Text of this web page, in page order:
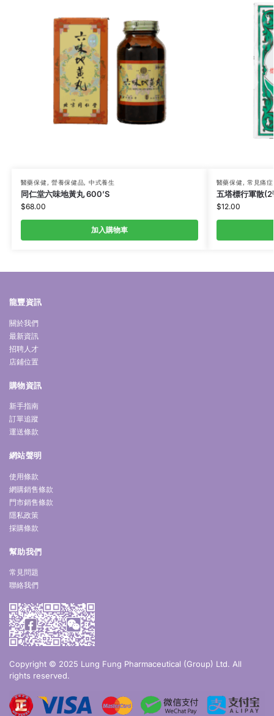
醫藥保健, 營養保健品, 中式養生
同仁堂六味地黃丸 600’S
$68.00
加入購物車
醫藥保健, 常見痛症
五塔標行軍散
$12.00
龍豐資訊
關於我們
最新資訊
招聘人才
店鋪位置
購物資訊
新手指南
訂單追蹤
運送條款
網站聲明
使用條款
網購銷售條款
門市銷售條款
隱私政策
採購條款
幫助我們
常見問題
聯絡我們
Copyright © 2025 Lung Fung Pharmaceutical (Group) Ltd. All
rights reserved.